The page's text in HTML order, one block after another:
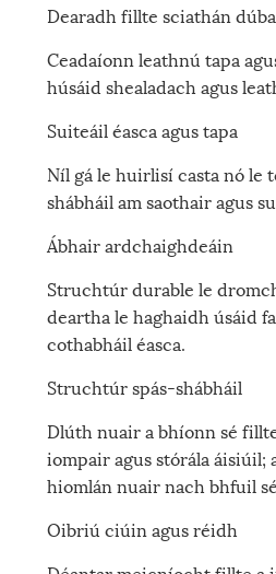
Dearadh fillte sciathán
Ceadaíonn leathnú tapa
húsáid shealadach agus
Suiteáil éasca agus tapa
Níl gá le huirlisí casta nó le
shábháil am saothair agus
Ábhair ardchaighdeáin
Struchtúr durable le
deartha le haghaidh úsáid
cothabháil éasca.
Struchtúr spás-shábháil
Dlúth nuair a bhíonn sé
iompair agus stórála áisiúil;
hiomlán nuair nach bhfuil
Oibriú ciúin agus réidh